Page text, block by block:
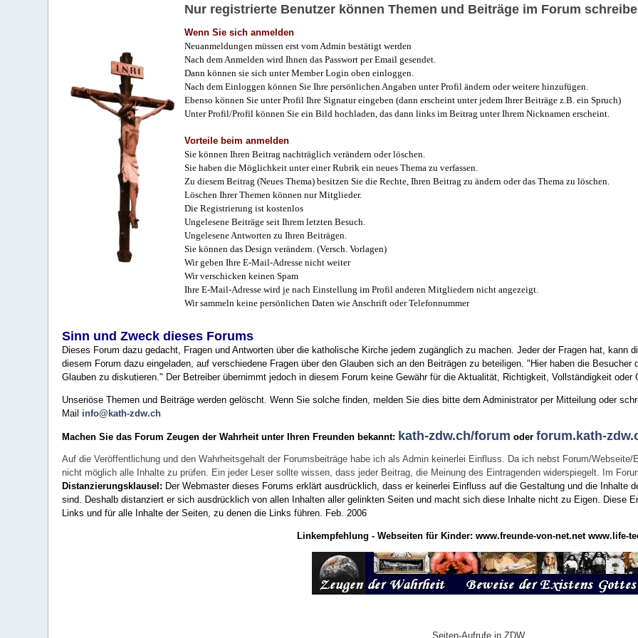
Nur registrierte Benutzer können Themen und Beiträge im Forum
Wenn Sie sich anmelden
Neuanmeldungen müssen erst vom Admin bestätigt werden
Nach dem Anmelden wird Ihnen das Passwort per Email gesendet.
Dann können sie sich unter Member Login oben einloggen.
Nach dem Einloggen können Sie Ihre persönlichen Angaben unter Profil ändern oder weitere hinzufügen.
Ebenso können Sie unter Profil Ihre Signatur eingeben (dann erscheint unter jedem Ihrer Beiträge z.B. ein Spruch)
Unter Profil/Profil können Sie ein Bild hochladen, das dann links im Beitrag unter Ihrem Nicknamen erscheint.
Vorteile beim anmelden
Sie können Ihren Beitrag nachträglich verändern oder löschen.
Sie haben die Möglichkeit unter einer Rubrik ein neues Thema zu verfassen.
Zu diesem Beitrag (Neues Thema) besitzen Sie die Rechte, Ihren Beitrag zu ändern oder das Thema zu löschen.
Löschen Ihrer Themen können nur Mitglieder.
Die Registrierung ist kostenlos
Ungelesene Beiträge seit Ihrem letzten Besuch.
Ungelesene Antworten zu Ihren Beiträgen.
Sie können das Design verändern. (Versch. Vorlagen)
Wir geben Ihre E-Mail-Adresse nicht weiter
Wir verschicken keinen Spam
Ihre E-Mail-Adresse wird je nach Einstellung im Profil anderen Mitgliedern nicht angezeigt.
Wir sammeln keine persönlichen Daten wie Anschrift oder Telefonnummer
Sinn und Zweck dieses Forums
Dieses Forum dazu gedacht, Fragen und Antworten über die katholische Kirche jedem zugänglich zu machen. Jeder der Fragen hat, kann
diesem Forum dazu eingeladen, auf verschiedene Fragen über den Glauben sich an den Beiträgen zu beteiligen. "Hier haben die
Glauben zu diskutieren." Der Betreiber übernimmt jedoch in diesem Forum keine Gewähr für die Aktualität, Richtigkeit, Vollständigkeit
Unseriöse Themen und Beiträge werden gelöscht. Wenn Sie solche finden, melden Sie dies bitte dem Administrator per Mitteilung oder
Mail info@kath-zdw.ch
Machen Sie das Forum Zeugen der Wahrheit unter Ihren Freunden bekannt: kath-zdw.ch/forum oderforum.kath-
Auf die Veröffentlichung und den Wahrheitsgehalt der Forumsbeiträge habe ich als Admin keinerlei Einfluss. Da ich nebst Forum/
nicht möglich alle Inhalte zu prüfen. Ein jeder Leser sollte wissen, dass jeder Beitrag, die Meinung des Eintragenden widerspiegelt. Im
Distanzierungsklausel: Der Webmaster dieses Forums erklärt ausdrücklich, dass er keinerlei Einfluss auf die Gestaltung und die Inhalte
sind. Deshalb distanziert er sich ausdrücklich von allen Inhalten aller gelinkten Seiten und macht sich diese Inhalte nicht zu Eigen. Diese
Links und für alle Inhalte der Seiten, zu denen die Links führen. Feb. 2006
Linkempfehlung - Webseiten für Kinder: www.freunde-von-net.net www.life-
Seiten-Aufrufe in ZDW